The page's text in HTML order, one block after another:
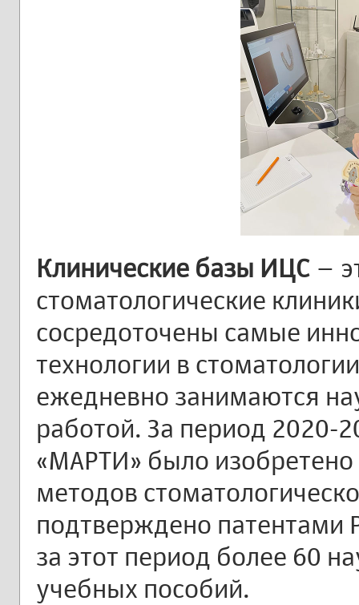
Клинические базы ИЦС –
стоматологические
сосредоточены самые
технологии в
ежедневно занимаются
работой. За период 2020-
«МАРТИ» было изобретено
методов
подтверждено патентами
за этот период более 60
учебных пособий.